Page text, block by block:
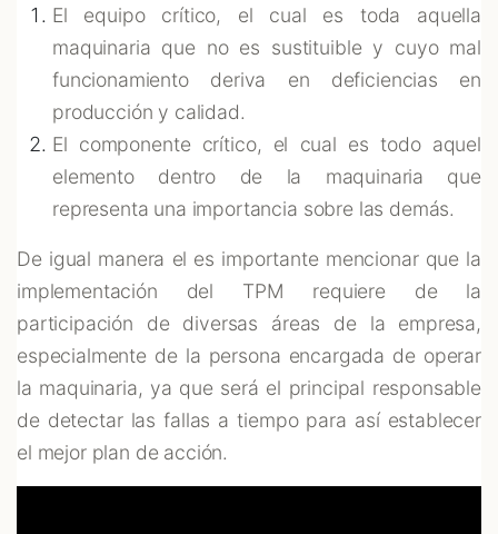
El equipo crítico, el cual es toda aquella
maquinaria que no es sustituible y cuyo mal
funcionamiento deriva en deficiencias en
producción y calidad.
El componente crítico, el cual es todo aquel
elemento dentro de la maquinaria que
representa una importancia sobre las demás.
De igual manera el es importante mencionar que la
implementación del TPM requiere de la
participación de diversas áreas de la empresa,
especialmente de la persona encargada de operar
la maquinaria, ya que será el principal responsable
de detectar las fallas a tiempo para así establecer
el mejor plan de acción.